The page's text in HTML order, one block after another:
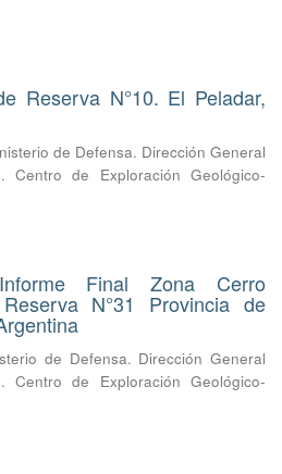
Reserva N°10. El Peladar,
de Defensa. Dirección General
Centro de Exploración Geológico-
Final Zona Cerro
N°31 Provincia de
de Defensa. Dirección General
Centro de Exploración Geológico-